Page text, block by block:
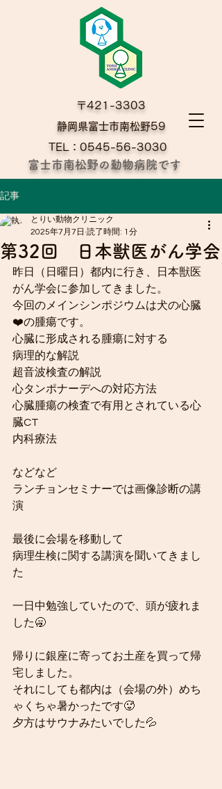
〒421-3303
​静岡県富士市南松野59
TEL：0545-56-3030
富士市南松野の動物病院です
記事
第32回 日本獣医がん学会
とりい動物クリニック
2025年7月7日 読了時間: 1分
昨日（日曜日）都内に行き、日本獣医
がん学会に参加してきました。
今回のメインシンポジウムは犬の心臓
❤️の腫瘍です。
心臓に形成される腫瘍に対する
病理的な解説
超音波検査の解説
心タンポナーデへの対応方法
心臓腫瘍の検査で有用とされている心
臓CT
内科療法
などなど
ランチョンセミナーでは画像診断の講
演
最後に会場を移動して
病理生検に関する講演を聞いてきまし
た
一日中勉強していたので、頭が疲れま
した🥱
帰りに銀座に寄ってお土産を買って帰
宅しました。
それにしても都内は（会場の外）めち
ゃくちゃ暑かったです🥵
夕方はサウナみたいでした💦